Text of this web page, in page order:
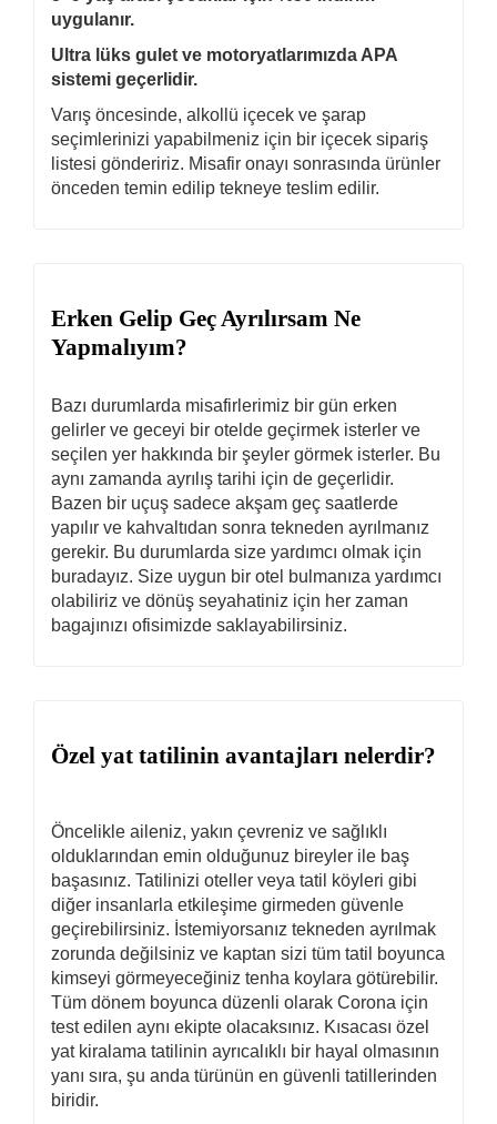
uygulanır.
Ultra lüks gulet ve motoryatlarımızda APA
sistemi geçerlidir.
Varış öncesinde, alkollü içecek ve şarap
seçimlerinizi yapabilmeniz için bir içecek sipariş
listesi göndeririz. Misafir onayı sonrasında ürünler
önceden temin edilip tekneye teslim edilir.
Erken Gelip Geç Ayrılırsam Ne
Yapmalıyım?
Bazı durumlarda misafirlerimiz bir gün erken
gelirler ve geceyi bir otelde geçirmek isterler ve
seçilen yer hakkında bir şeyler görmek isterler. Bu
aynı zamanda ayrılış tarihi için de geçerlidir.
Bazen bir uçuş sadece akşam geç saatlerde
yapılır ve kahvaltıdan sonra tekneden ayrılmanız
gerekir. Bu durumlarda size yardımcı olmak için
buradayız. Size uygun bir otel bulmanıza yardımcı
olabiliriz ve dönüş seyahatiniz için her zaman
bagajınızı ofisimizde saklayabilirsiniz.
Özel yat tatilinin avantajları nelerdir?
Öncelikle aileniz, yakın çevreniz ve sağlıklı
olduklarından emin olduğunuz bireyler ile baş
başasınız. Tatilinizi oteller veya tatil köyleri gibi
diğer insanlarla etkileşime girmeden güvenle
geçirebilirsiniz. İstemiyorsanız tekneden ayrılmak
zorunda değilsiniz ve kaptan sizi tüm tatil boyunca
kimseyi görmeyeceğiniz tenha koylara götürebilir.
Tüm dönem boyunca düzenli olarak Corona için
test edilen aynı ekipte olacaksınız. Kısacası özel
yat kiralama tatilinin ayrıcalıklı bir hayal olmasının
yanı sıra, şu anda türünün en güvenli tatillerinden
biridir.